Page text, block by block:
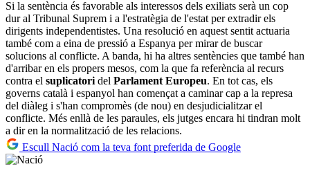
Si la sentència és favorable als interessos dels exiliats serà un cop
dur al Tribunal Suprem i a l'estratègia de l'estat per extradir els
dirigents independentistes. Una resolució en aquest sentit actuaria
també com a eina de pressió a Espanya per mirar de buscar
solucions al conflicte. A banda, hi ha altres sentències que també han
d'arribar en els propers mesos, com la que fa referència al recurs
contra el suplicatori del Parlament Europeu. En tot cas, els
governs català i espanyol han començat a caminar cap a la represa
del diàleg i s'han compromès (de nou) en desjudicialitzar el
conflicte. Més enllà de les paraules, els jutges encara hi tindran molt
a dir en la normalització de les relacions.
Escull Nació com la teva font preferida de Google